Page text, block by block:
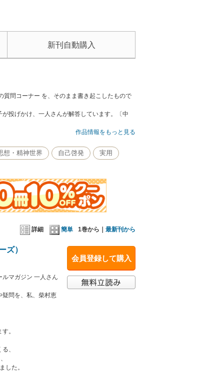
新刊自動購入
問コーナー を、そのまま書き起こしたもので
投げかけ、一人さんが解答しています。〔中
作品情報をもっと見る
想・精神世界 自己啓発 実用
詳細 簡単 1巻から｜ 最新刊から
会員登録して購入
ズ）
マガジン 一人さん
疑問を、私、柴村恵
。
、
した。